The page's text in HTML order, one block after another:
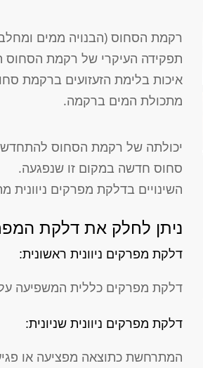
רקמת הסחוס (הבנויה ממים
תפקידה העיקרי של רקמת הסחוס
איכות בלימת הזעזועים ברקמת
מתכולת המים ברקמה.
יכולתה של רקמת הסחוס להתחדש
סחוס חדשה במקום זו שנפגעה.
השינויים בדלקת מפרקים
ניתן לחלק את דלקת
דלקת מפרקים ניוונית ראשונית:
דלקת מפרקים כללית המשפיעה על
דלקת מפרקים ניוונית שניונית:
המתרחשת כתוצאה מפציעה או